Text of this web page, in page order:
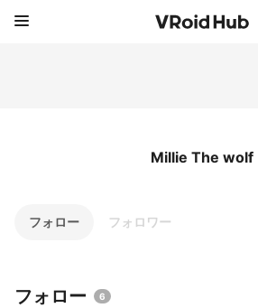
Millie The wolf
フォロー フォロワー
フォロー 6